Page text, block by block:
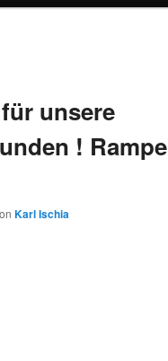
unsere
!
Karl Ischia